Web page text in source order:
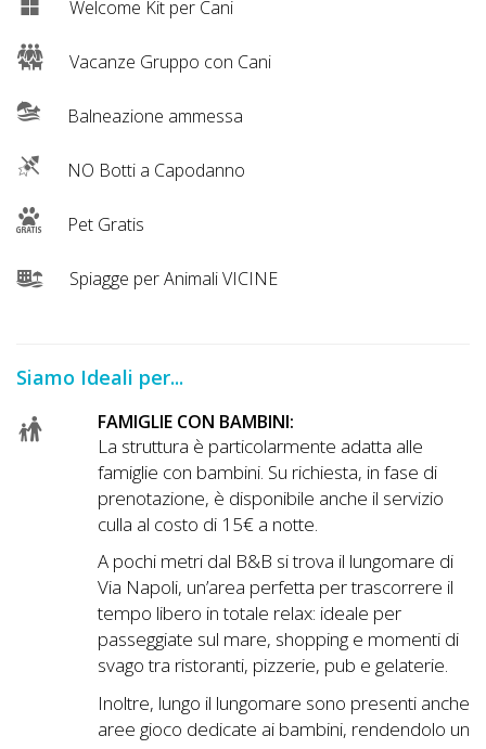
Welcome Kit per Cani
Vacanze Gruppo con Cani
Balneazione ammessa
NO Botti a Capodanno
Pet Gratis
Spiagge per Animali VICINE
Siamo Ideali per...
FAMIGLIE CON BAMBINI:
La struttura è particolarmente adatta alle
famiglie con bambini. Su richiesta, in fase di
prenotazione, è disponibile anche il servizio
culla al costo di 15€ a notte.
A pochi metri dal B&B si trova il lungomare di
Via Napoli, un’area perfetta per trascorrere il
tempo libero in totale relax: ideale per
passeggiate sul mare, shopping e momenti di
svago tra ristoranti, pizzerie, pub e gelaterie.
Inoltre, lungo il lungomare sono presenti anche
aree gioco dedicate ai bambini, rendendolo un